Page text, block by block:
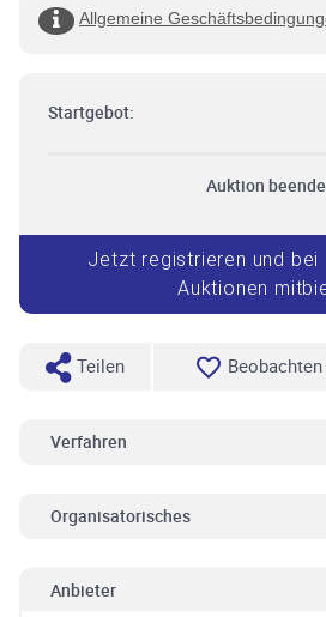
Allgemeine
Startgebot:
Auktion
Jetzt registrieren und bei
Auktionen
Teilen Beobachten
Verfahren
Organisatorisches
Anbieter